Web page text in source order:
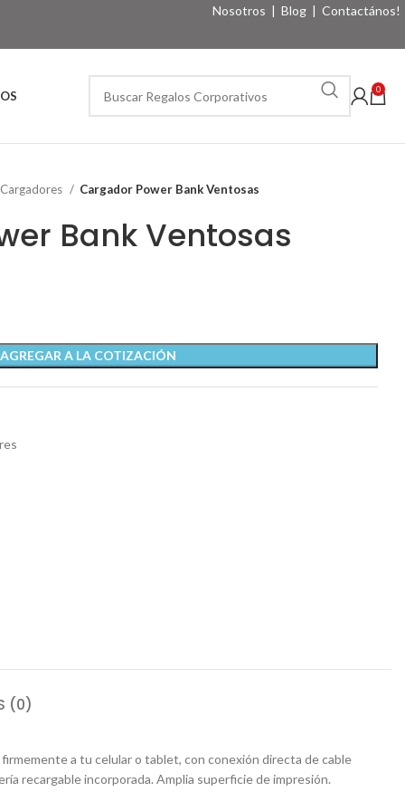
Nosotros | Blog | Contactános!
0
Cargador Power Bank Ventosas
Bank Ventosas
AGREGAR A LA COTIZACIÓN
(0)
a tu celular o tablet, con conexión directa de cable
recargable incorporada. Amplia superficie de impresión.